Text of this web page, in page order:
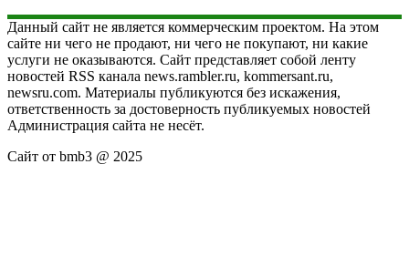
Данный сайт не является коммерческим проектом. На этом
сайте ни чего не продают, ни чего не покупают, ни какие
услуги не оказываются. Сайт представляет собой ленту
новостей RSS канала news.rambler.ru, kommersant.ru,
newsru.com. Материалы публикуются без искажения,
ответственность за достоверность публикуемых новостей
Администрация сайта не несёт.
Сайт от bmb3 @ 2025